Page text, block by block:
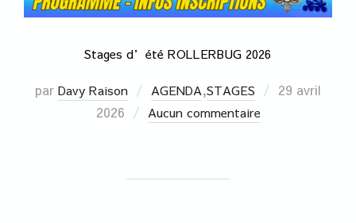
Stages d’été ROLLERBUG 2026
par Davy Raison AGENDA,STAGES
29 avril
2026
Aucun commentaire